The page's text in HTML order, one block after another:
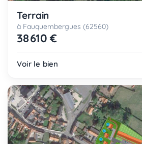
Terrain
à Fauquembergues (62560)
38 610 €
Voir le bien